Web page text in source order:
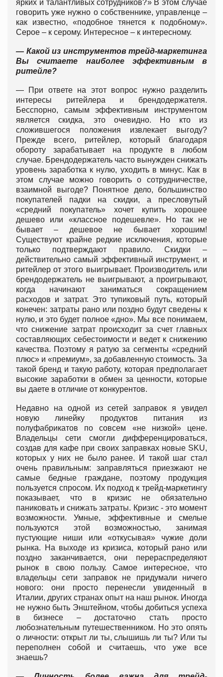
ярких и талантливых сотрудников?» В этом случае
говорить уже нужно о собственнике, управленце –
как известно, «подобное тянется к подобному».
Серое – к серому. Интересное – к интересному.
— Какой из инструментов трейд-маркетинга
Вы считаете наиболее эффективным в
ритейле?
— При ответе на этот вопрос нужно разделить
интересы ритейлера и брендодержателя.
Бесспорно, самым эффективным инструментом
является скидка, это очевидно. Но кто из
сложившегося положения извлекает выгоду?
Прежде всего, ритейлер, который благодаря
обороту зарабатывает на продукте в любом
случае. Брендодержатель часто вынужден снижать
уровень заработка к нулю, уходить в минус. Как в
этом случае можно говорить о сотрудничестве,
взаимной выгоде? Понятное дело, большинство
покупателей падки на скидки, а пресловутый
«средний покупатель» хочет купить хорошее
дешево или «классное подешевле». Но так не
бывает – дешевое не бывает хорошим!
Существуют крайне редкие исключения, которые
только подтверждают правило. Скидки –
действительно самый эффективный инструмент, и
ритейлер от этого выигрывает. Производитель или
брендодержатель не выигрывают, а проигрывают,
когда начинают заниматься сокращением
расходов и затрат. Это тупиковый путь, который
конечен: затраты рано или поздно будут сведены к
нулю, и это будет полное «дно». Мы все понимаем,
что снижение затрат происходит за счет главных
составляющих себестоимости и ведет к снижению
качества. Поэтому я ратую за сегменты «средний
плюс» и «премиум», за добавленную стоимость. За
такой бренд и такую работу, которая предполагает
высокие заработки в обмен за ценности, которые
вы даете в отличие от конкурентов.
Недавно на одной из сетей заправок я увидел
новую линейку продуктов питания из
полуфабрикатов по совсем «не низкой» цене.
Владельцы сети смогли дифференцироваться,
coздав для кафе при своих заправках новые SKU,
которых у них не было ранее. И такой шаг стал
очень правильным: заправляться приезжают не
самые бедные граждане, поэтому продукция
пользуется спросом. Их подход к трейд-маркетингу
показывает, что в кризис не обязательно
паниковать и снижать затраты. Кризис - это момент
возможности. Умные, эффективные и смелые
пользуются этой возможностью, занимая
пустующие ниши или «откусывая» чужие доли
рынка. На выходе из кризиса, который рано или
поздно заканчивается, они перераспределяют
рынок в свою пользу. Самое интересное, что
владельцы сети заправок не придумали ничего
нового: они просто перенесли увиденный в
Италии, других странах опыт на наш рынок. Иногда
не нужно быть Энштейном, чтобы добиться успеха
в бизнесе – достаточно стать просто
любознательным путешественником. Но это опять
о личности: открыт ли ты, слышишь ли ты? Или ты
переполнен собой и считаешь, что уже все
знаешь?